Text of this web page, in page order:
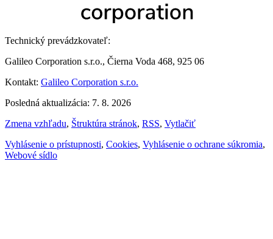
Technický prevádzkovateľ:
Galileo Corporation s.r.o., Čierna Voda 468, 925 06
Kontakt: Galileo Corporation s.r.o.
Posledná aktualizácia: 7. 8. 2026
Zmena vzhľadu, Štruktúra stránok, RSS, Vytlačiť
Vyhlásenie o prístupnosti, Cookies, Vyhlásenie o ochrane súkromia,
Webové sídlo